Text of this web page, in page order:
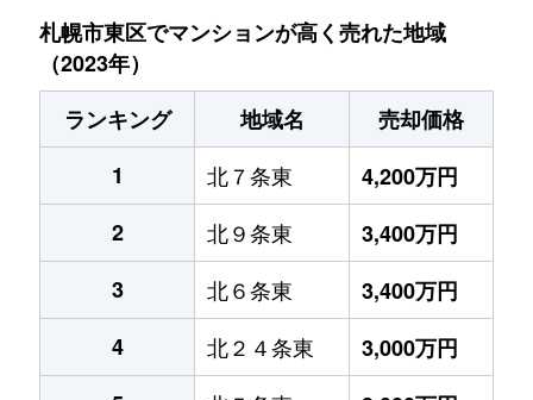
札幌市東区でマンションが高く売れた地域
（2023年）
ランキング
地域名
売却価格
1
北７条東
4,200万円
2
北９条東
3,400万円
3
北６条東
3,400万円
4
北２４条東
3,000万円